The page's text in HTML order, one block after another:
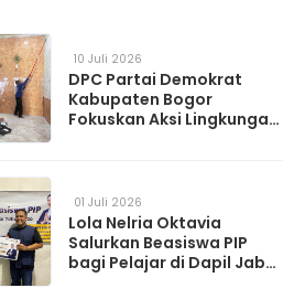
10 Juli 2026
DPC Partai Demokrat
Kabupaten Bogor
Fokuskan Aksi Lingkungan
01 Juli 2026
Lola Nelria Oktavia
Salurkan Beasiswa PIP
bagi Pelajar di Dapil Jabar